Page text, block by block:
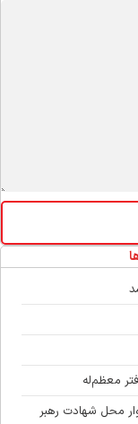
معظم‌له
محل شهادت رهبر